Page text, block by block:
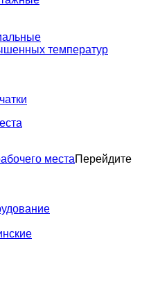
температур
местаПерейдите